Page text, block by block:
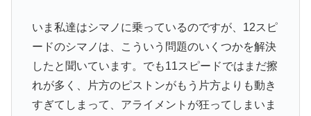
いま私達はシマノに乗っているのですが、12スピ
ードのシマノは、こういう問題のいくつかを解決
したと聞いています。でも11スピードではまだ擦
れが多く、片方のピストンがもう片方よりも動き
すぎてしまって、アライメントが狂ってしまいま